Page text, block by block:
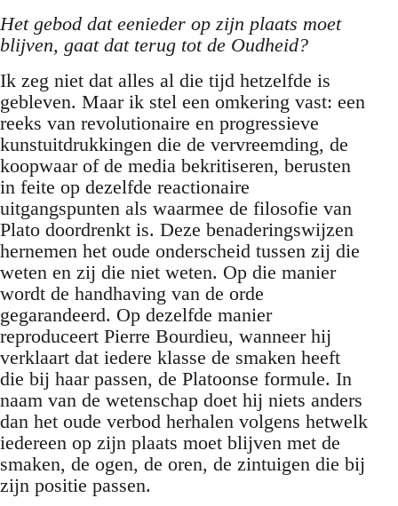
Het gebod dat eenieder op zijn plaats moet
blijven, gaat dat terug tot de Oudheid?
Ik zeg niet dat alles al die tijd hetzelfde is
gebleven. Maar ik stel een omkering vast: een
reeks van revolutionaire en progressieve
kunstuitdrukkingen die de vervreemding, de
koopwaar of de media bekritiseren, berusten
in feite op dezelfde reactionaire
uitgangspunten als waarmee de filosofie van
Plato doordrenkt is. Deze benaderingswijzen
hernemen het oude onderscheid tussen zij die
weten en zij die niet weten. Op die manier
wordt de handhaving van de orde
gegarandeerd. Op dezelfde manier
reproduceert Pierre Bourdieu, wanneer hij
verklaart dat iedere klasse de smaken heeft
die bij haar passen, de Platoonse formule. In
naam van de wetenschap doet hij niets anders
dan het oude verbod herhalen volgens hetwelk
iedereen op zijn plaats moet blijven met de
smaken, de ogen, de oren, de zintuigen die bij
zijn positie passen.